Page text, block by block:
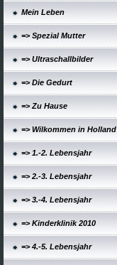
Mein Leben
=> Spezial Mutter
=> Ultraschallbilder
=> Die Gedurt
=> Zu Hause
=> Wilkommen in Holland
=> 1.-2. Lebensjahr
=> 2.-3. Lebensjahr
=> 3.-4. Lebensjahr
=> Kinderklinik 2010
=> 4.-5. Lebensjahr